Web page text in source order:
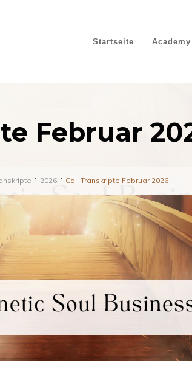
Startseite Academy
Februar
2026 Call Transkripte Februar 2026